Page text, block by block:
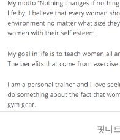
핏니